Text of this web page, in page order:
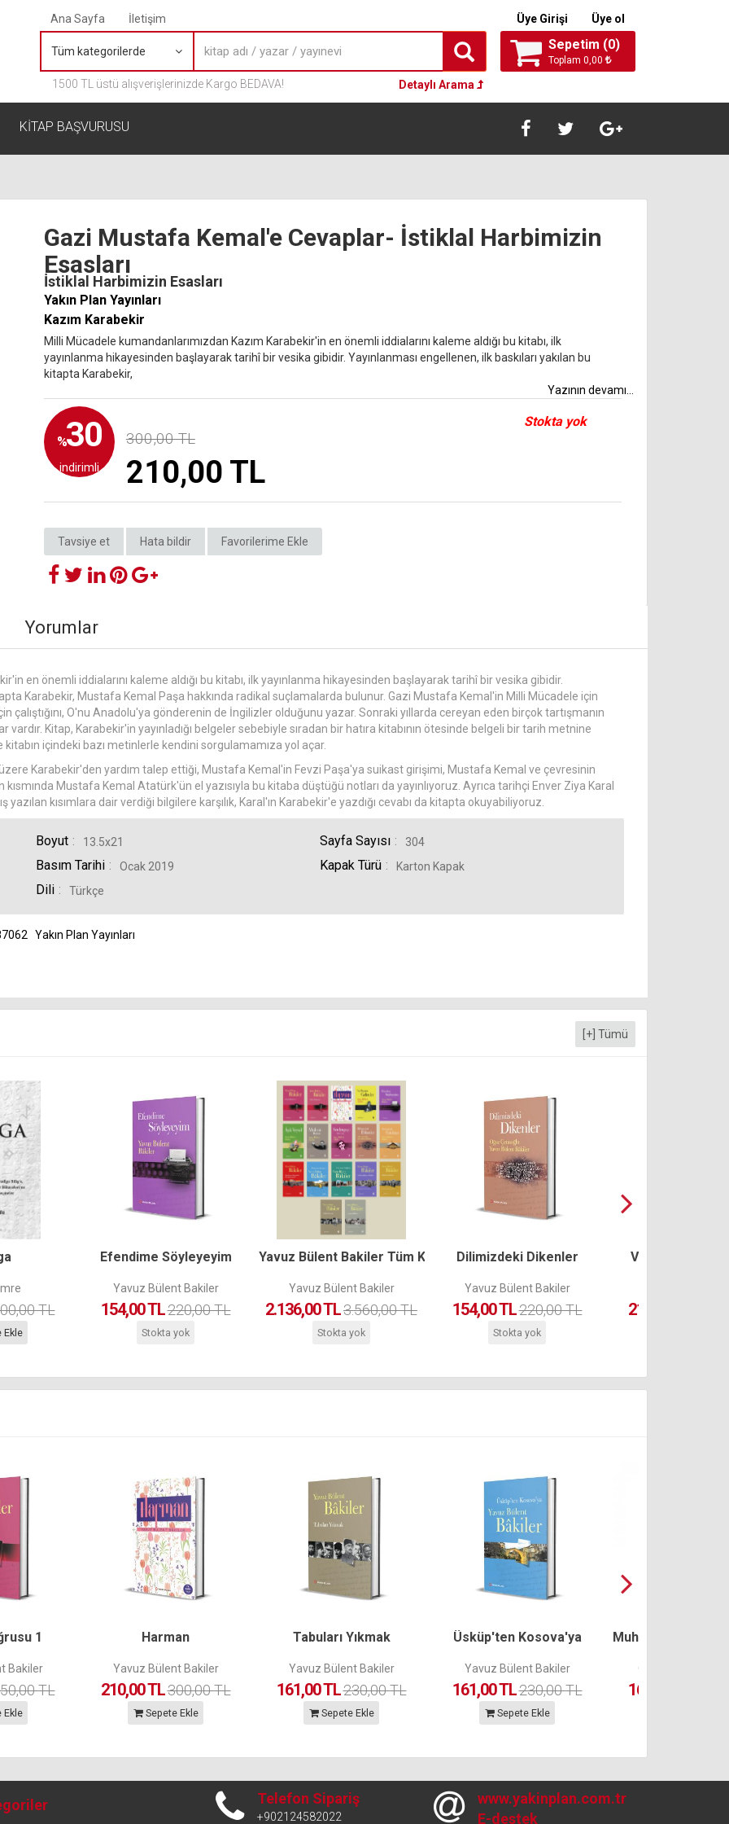
Ana Sayfa İletişim Üye Girişi Üye ol
Tüm kategorilerde
1500 TL üstü alışverişlerinizde Kargo BEDAVA! Detaylı Arama
Sepetim (0)
Toplam 0,00
KİTAP BAŞVURUSU
Gazi Mustafa Kemal'e Cevaplar- İstiklal Harbimizin
Esasları
İstiklal Harbimizin Esasları
Yakın Plan Yayınları
Kazım Karabekir
Milli Mücadele kumandanlarımızdan Kazım Karabekir'in en önemli iddialarını kaleme aldığı bu kitabı, ilk
yayınlanma hikayesinden başlayarak tarihî bir vesika gibidir. Yayınlanması engellenen, ilk baskıları yakılan bu
kitapta Karabekir,
Yazının devamı...
%30
indirimli
300,00 TL
210,00 TL
Stokta yok
Tavsiye et Hata bildir Favorilerime Ekle
Yorumlar
en önemli iddialarını kaleme aldığı bu kitabı, ilk yayınlanma hikayesinden başlayarak tarihî bir vesika gibidir.
Karabekir, Mustafa Kemal Paşa hakkında radikal suçlamalarda bulunur. Gazi Mustafa Kemal'in Milli Mücadele için
çalıştığını, O'nu Anadolu'ya gönderenin de İngilizler olduğunu yazar. Sonraki yıllarda cereyan eden birçok tartışmanın
Kitap, Karabekir'in yayınladığı belgeler sebebiyle sıradan bir hatıra kitabının ötesinde belgeli bir tarih metnine
içindeki bazı metinlerle kendini sorgulamamıza yol açar.
Karabekir'den yardım talep ettiği, Mustafa Kemal'in Fevzi Paşa'ya suikast girişimi, Mustafa Kemal ve çevresinin
kısmında Mustafa Kemal Atatürk'ün el yazısıyla bu kitaba düştüğü notları da yayınlıyoruz. Ayrıca tarihçi Enver Ziya Karal
kısımlara dair verdiği bilgilere karşılık, Karal'ın Karabekir'e yazdığı cevabı da kitapta okuyabiliyoruz.
Boyut 13.5x21 Sayfa Sayısı 304
Basım Tarihi Ocak 2019 Kapak Türü Karton Kapak
Dili Türkçe
Yakın Plan Yayınları
[+] Tümü
TL
Ekle
Efendime Söyleyeyim
Yavuz Bülent Bakiler
154,00 TL220,00 TL
Stokta yok
Yavuz Bülent Bakiler Tüm Kitapları (17 Kitap)
Yavuz Bülent Bakiler
2.136,00 TL3.560,00 TL
Stokta yok
Dilimizdeki Dikenler
Yavuz Bülent Bakiler
154,00 TL220,00 TL
Stokta yok
Vay Başıma
210,00 TL
1
Bakiler
TL
Ekle
Harman
Yavuz Bülent Bakiler
210,00 TL300,00 TL
Sepete Ekle
Tabuları Yıkmak
Yavuz Bülent Bakiler
161,00 TL230,00 TL
Sepete Ekle
Üsküp'ten Kosova'ya
Yavuz Bülent Bakiler
161,00 TL230,00 TL
Sepete Ekle
Muhsin Yazıcıoğlu
Orhun Ertuğrul
161,00 TL
Telefon Sipariş
+902124582022
www.yakinplan.com.tr
E-destek